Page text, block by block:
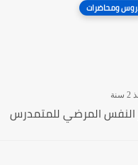
ومحاضرات
النفس المرضي للمتمدرس